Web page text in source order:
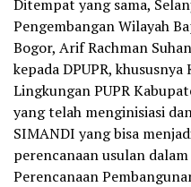
Ditempat yang sama,
Pengembangan Wilayah
Bogor, Arif Rachman
kepada DPUPR,
Lingkungan PUPR
yang telah menginisiasi
SIMANDI yang bisa
perencanaan usulan
Perencanaan